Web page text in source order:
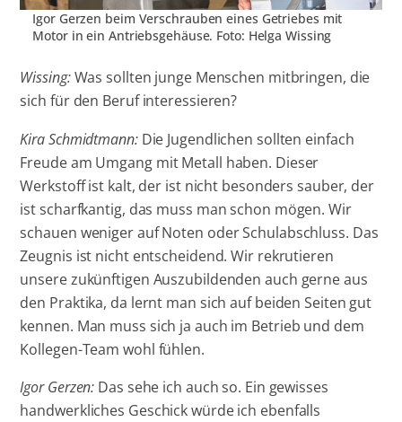
Igor Gerzen beim Verschrauben eines Getriebes mit
Motor in ein Antriebsgehäuse. Foto: Helga Wissing
Wissing:Was sollten junge Menschen mitbringen, die
sich für den Beruf interessieren?
Kira Schmidtmann:Die Jugendlichen sollten einfach
Freude am Umgang mit Metall haben. Dieser
Werkstoff ist kalt, der ist nicht besonders sauber, der
ist scharfkantig, das muss man schon mögen. Wir
schauen weniger auf Noten oder Schulabschluss. Das
Zeugnis ist nicht entscheidend. Wir rekrutieren
unsere zukünftigen Auszubildenden auch gerne aus
den Praktika, da lernt man sich auf beiden Seiten gut
kennen. Man muss sich ja auch im Betrieb und dem
Kollegen-Team wohl fühlen.
Igor Gerzen: Das sehe ich auch so. Ein gewisses
handwerkliches Geschick würde ich ebenfalls